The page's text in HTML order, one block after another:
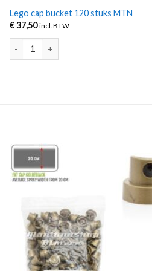
Lego cap bucket 120 stuks MTN
€37,50 incl. BTW
Lego cap bucket 120 stuks MTN aantal